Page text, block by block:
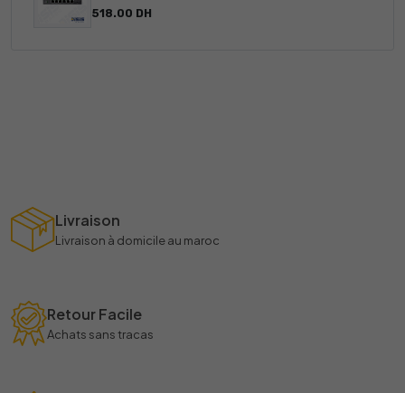
518.00 DH
Livraison
Livraison à domicile au maroc
Retour Facile
Achats sans tracas